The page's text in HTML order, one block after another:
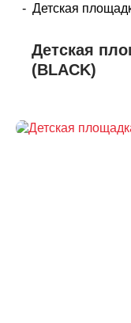
Детская
Детская
(BLACK)